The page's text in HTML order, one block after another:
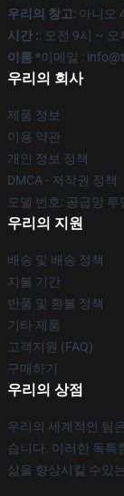
우리의 창고: 아니오
시간 :: 오전 9시 ~
이름 *이메일 :
우리의 회사
제품 정보
이용 약관
개인 정보 정책
DMCA - 저작권 정책
모델 번호: 공급망 투
우리의 지원
배송 및 배송 정책
지불 기간
반품 및 환불 정책
기타 제품
고객지원 (FAQ)
구매하기
우리의 상점
우리의 세계적인 팀
습니다. 이러한 독특
삶을 향상시킬 수있